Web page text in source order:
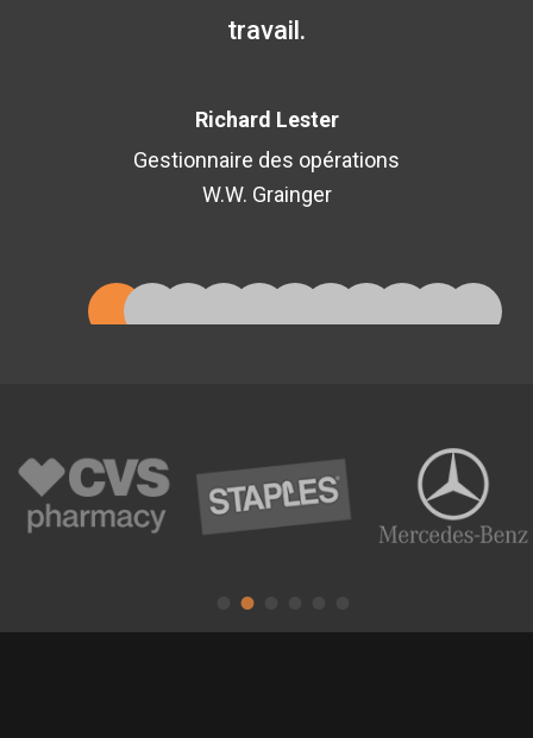
travail.
Richard Lester
Gestionnaire des opérations
W.W. Grainger